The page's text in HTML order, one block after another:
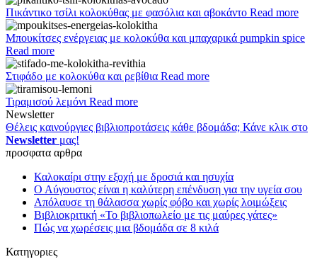
Πικάντικο τσίλι κολοκύθας με φασόλια και αβοκάντο Read more
Μπουκίτσες ενέργειας με κολοκύθα και μπαχαρικά pumpkin spice
Read more
Στιφάδο με κολοκύθα και ρεβίθια Read more
Τιραμισού λεμόνι Read more
Newsletter
Θέλεις καινούργιες βιβλιοπροτάσεις κάθε βδομάδα; Κάνε κλικ στο
Newsletter μας!
προσφατα αρθρα
Καλοκαίρι στην εξοχή με δροσιά και ησυχία
Ο Αύγουστος είναι η καλύτερη επένδυση για την υγεία σου
Απόλαυσε τη θάλασσα χωρίς φόβο και χωρίς λοιμώξεις
Βιβλιοκριτική «Το βιβλιοπωλείο με τις μαύρες γάτες»
Πώς να χωρέσεις μια βδομάδα σε 8 κιλά
Κατηγοριες